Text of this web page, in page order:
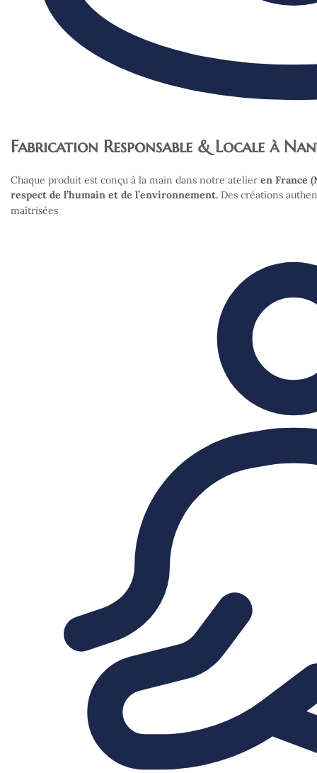
Fabrication Responsable & Locale à
Chaque produit est conçu à la main dans notre atelier en France
respect de l’humain et de l’environnement. Des créations
maîtrisées